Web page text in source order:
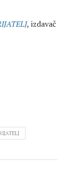
, izdavač